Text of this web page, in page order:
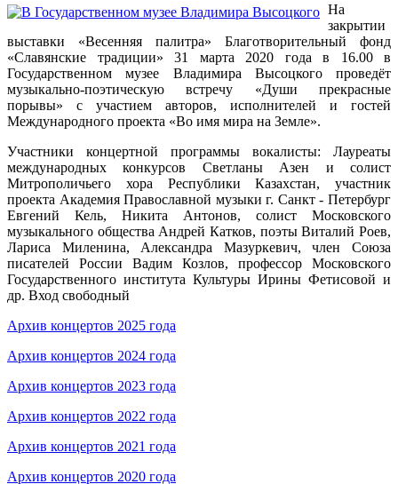
На
закрытии
выставки «Весенняя палитра» Благотворительный фонд
«Славянские традиции» 31 марта 2020 года в 16.00 в
Государственном музее Владимира Высоцкого проведёт
музыкально-поэтическую встречу «Души прекрасные
порывы» с участием авторов, исполнителей и гостей
Международного проекта «Во имя мира на Земле».
Участники концертной программы вокалисты: Лауреаты
международных конкурсов Светланы Азен и солист
Митрополичьего хора Республики Казахстан, участник
проекта Академия Православной музыки г. Санкт - Петербург
Евгений Кель, Никита Антонов, солист Московского
музыкального общества Андрей Катков, поэты Виталий Роев,
Лариса Миленина, Александра Мазуркевич, член Союза
писателей России Вадим Козлов, профессор Московского
Государственного института Культуры Ирины Фетисовой и
др. Вход свободный
Архив концертов 2025 года
Архив концертов 2024 года
Архив концертов 2023 года
Архив концертов 2022 года
Архив концертов 2021 года
Архив концертов 2020 года